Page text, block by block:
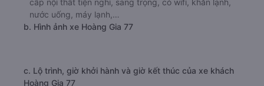
nước uống, máy lạnh,…
b. Hình ảnh xe Hoàng Gia 77
c. Lộ trình, giờ khởi hành và giờ kết thúc của xe khách
Hoàng Gia 77